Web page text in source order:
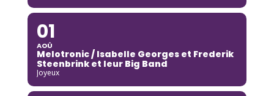
01
AOÛ
Melotronic / Isabelle Georges et Frederik
Steenbrink et leur Big Band
Joyeux